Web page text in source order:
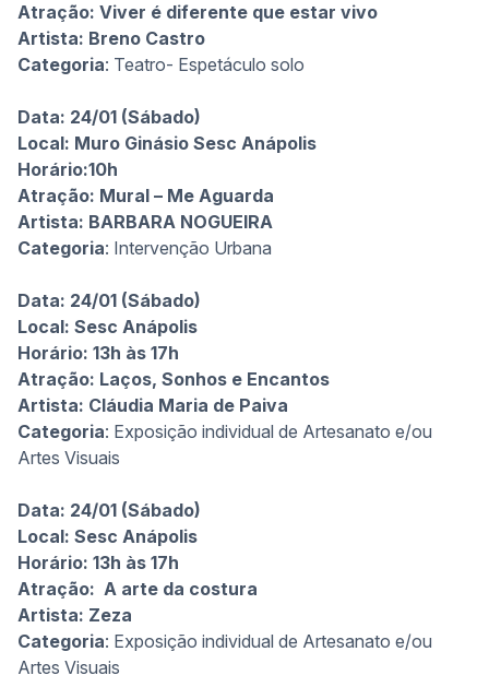
Atração: Viver é diferente que estar vivo
Artista: Breno Castro
Categoria: Teatro- Espetáculo solo
Data: 24/01 (Sábado)
Local: Muro Ginásio Sesc Anápolis
Horário:10h
Atração: Mural – Me Aguarda
Artista: BARBARA NOGUEIRA
Categoria: Intervenção Urbana
Data: 24/01 (Sábado)
Local: Sesc Anápolis
Horário: 13h às 17h
Atração: Laços, Sonhos e Encantos
Artista: Cláudia Maria de Paiva
Categoria: Exposição individual de Artesanato e/ou
Artes Visuais
Data: 24/01 (Sábado)
Local: Sesc Anápolis
Horário: 13h às 17h
Atração: A arte da costura
Artista: Zeza
Categoria: Exposição individual de Artesanato e/ou
Artes Visuais